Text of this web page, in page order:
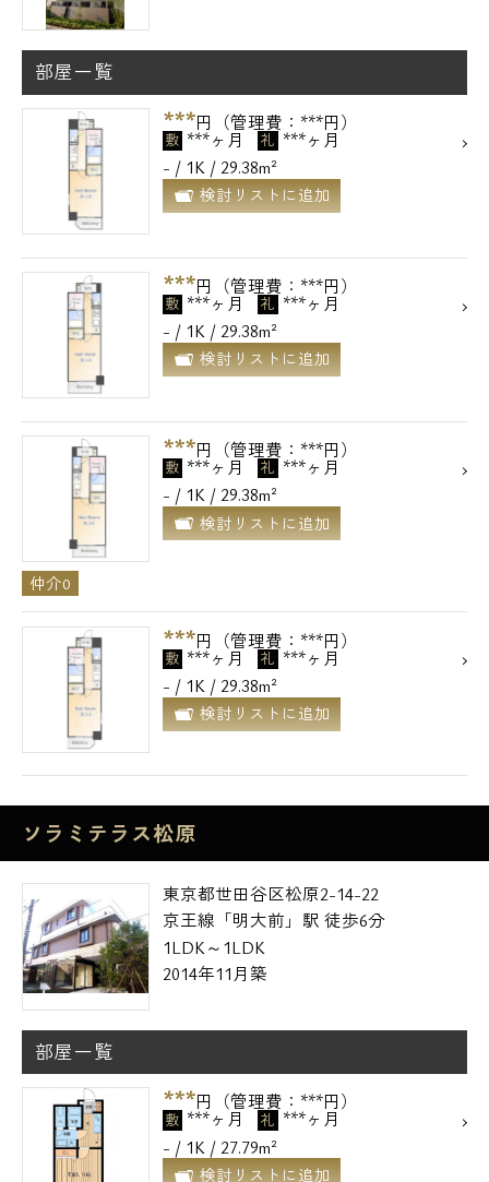
部屋一覧
***円（管理費：***円）
敷 ***ヶ月 礼 ***ヶ月
- / 1K / 29.38m²
検討リストに追加
***円（管理費：***円）
敷 ***ヶ月 礼 ***ヶ月
- / 1K / 29.38m²
検討リストに追加
***円（管理費：***円）
敷 ***ヶ月 礼 ***ヶ月
- / 1K / 29.38m²
検討リストに追加
仲介0
***円（管理費：***円）
敷 ***ヶ月 礼 ***ヶ月
- / 1K / 29.38m²
検討リストに追加
ソラミテラス松原
東京都世田谷区松原2-14-22
京王線「明大前」駅 徒歩6分
1LDK～1LDK
2014年11月築
部屋一覧
***円（管理費：***円）
敷 ***ヶ月 礼 ***ヶ月
- / 1K / 27.79m²
検討リストに追加
電話でお問い合わせ
0120-500-529
営業時間 10：00～18：00